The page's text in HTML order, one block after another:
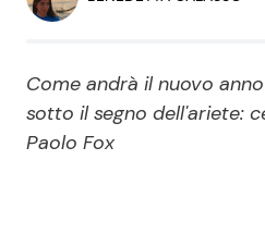
Economia
Persone Scomparse
Politica
Come andrà il nuovo
sotto il segno dell'ariete:
Paolo Fox